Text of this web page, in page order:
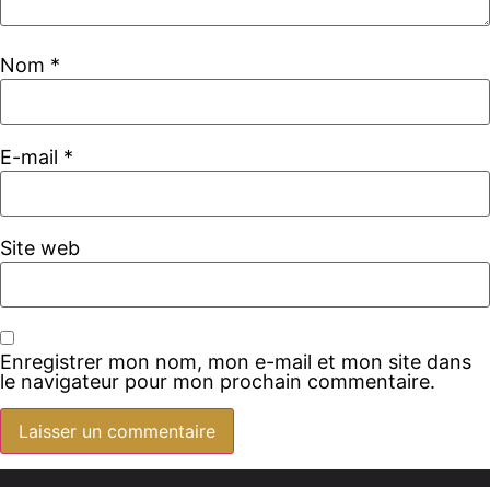
Nom *
E-mail *
Site web
Enregistrer mon nom, mon e-mail et mon site dans
le navigateur pour mon prochain commentaire.